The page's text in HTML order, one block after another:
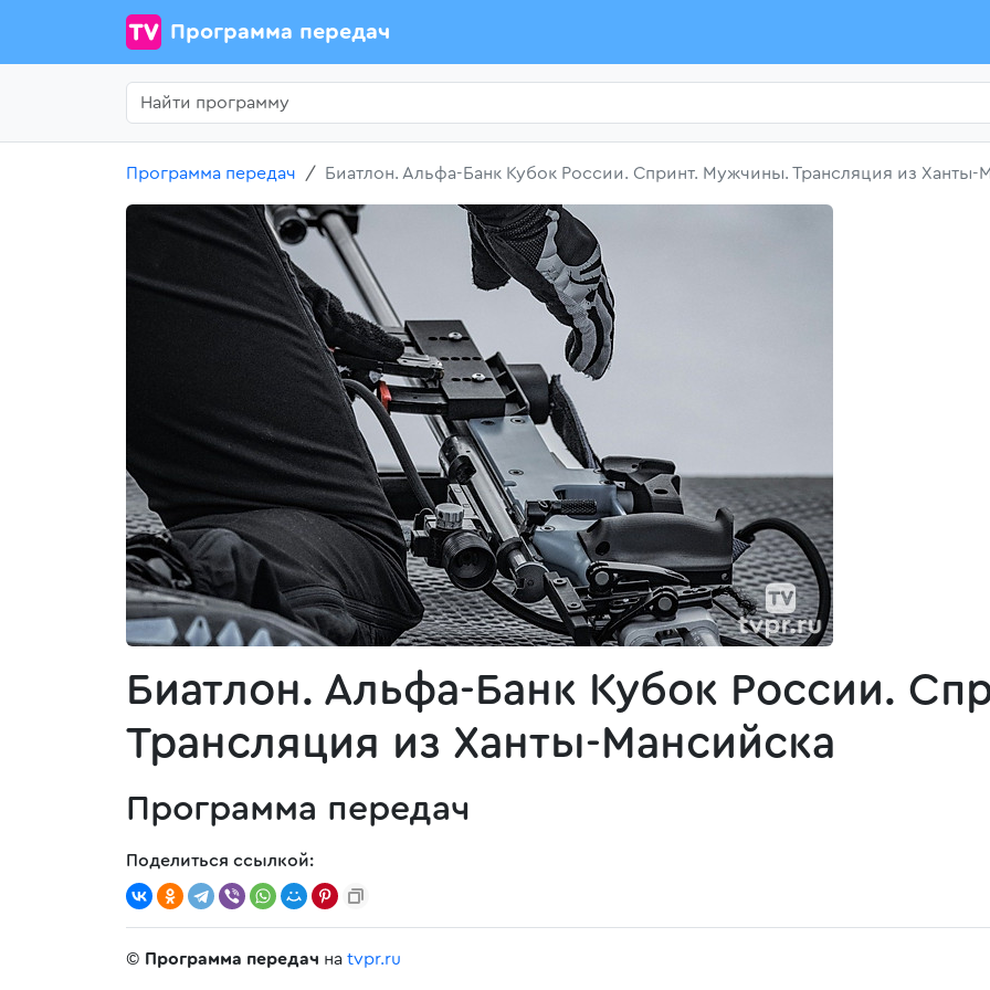
Программа передач
Программа передач Биатлон. Альфа-Банк Кубок России. Спринт. Мужчины. Трансляция из Ханты-
Биатлон. Альфа-Банк Кубок России.
Трансляция из Ханты-Мансийска
Программа передач
Поделиться ссылкой:
© Программа передач на tvpr.ru